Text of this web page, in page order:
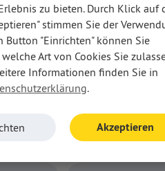
klicken
Abschluss eines
Anwesenheit in unseren
zu bieten. Durch Klick auf
stimmen Sie der
Button "Einrichten" können Sie
Art von Cookies Sie
Informationen finden Sie in
.
Akzeptieren